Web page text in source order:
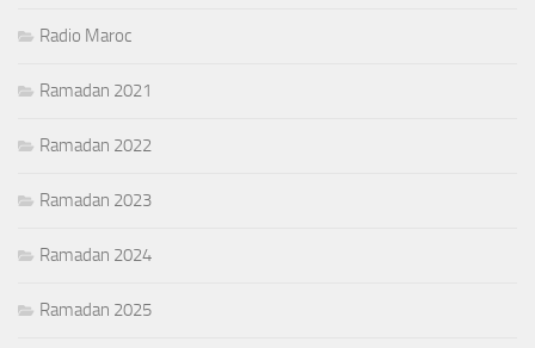
Radio Maroc
Ramadan 2021
Ramadan 2022
Ramadan 2023
Ramadan 2024
Ramadan 2025